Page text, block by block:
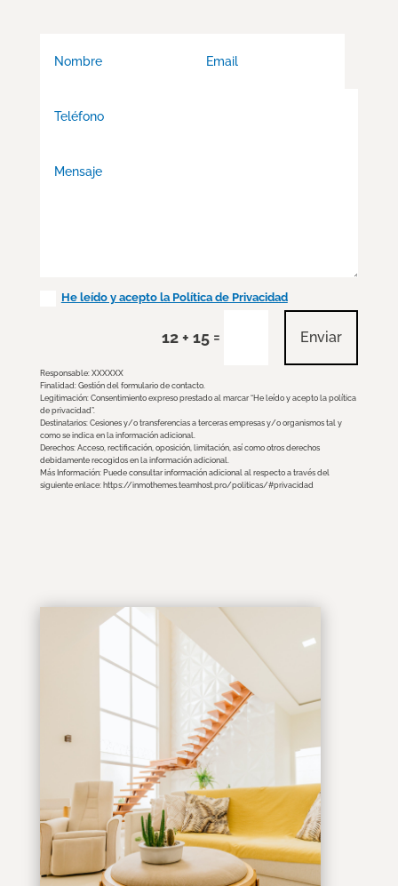
He leído y acepto la Política de Privacidad
12 + 15 = Enviar
Responsable: XXXXXX
Finalidad: Gestión del formulario de contacto.
Legitimación: Consentimiento expreso prestado al marcar “He leído y acepto la política
de privacidad”.
Destinatarios: Cesiones y/o transferencias a terceras empresas y/o organismos tal y
como se indica en la información adicional.
Derechos: Acceso, rectificación, oposición, limitación, así como otros derechos
debidamente recogidos en la información adicional.
Más Información: Puede consultar información adicional al respecto a través del
siguiente enlace: https://inmothemes.teamhost.pro/politicas/#privacidad